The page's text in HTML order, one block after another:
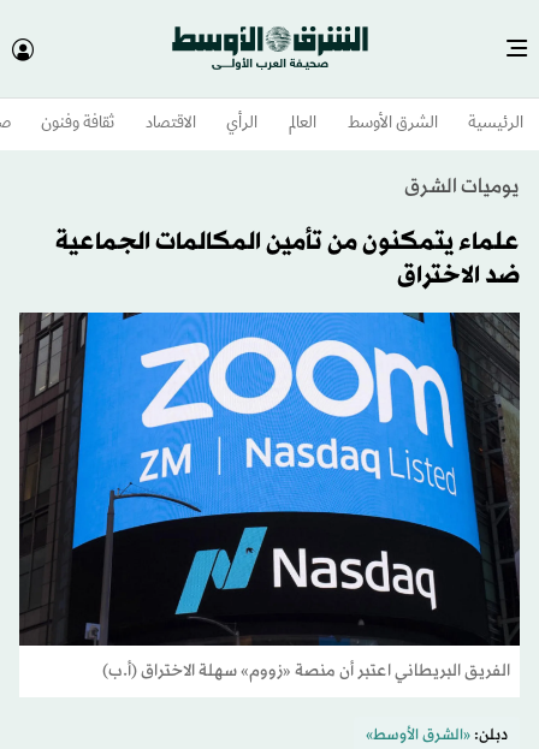
الرئيسية الشرق الأوسط​ العالم الرأي الاقتصاد ثقافة وفنون
يوميات الشرق
علماء يتمكنون من تأمين المكالمات الجماعية
ضد الاختراق
الفريق البريطاني اعتبر أن منصة «زووم» سهلة الاختراق (أ.ب)
دبلن:«الشرق الأوسط»